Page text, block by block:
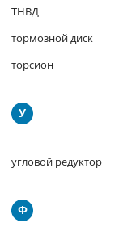
ТНВД
тормозной диск
торсион
У
угловой редуктор
Ф